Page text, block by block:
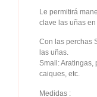
Le permitirá
clave las uñas
Con las perchas
las uñas.
Small: Aratingas,
caiques, etc.
Medidas :